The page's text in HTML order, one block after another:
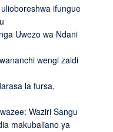
ifungue
Uwezo wa Ndani
wengi zaidi
la fursa,
Waziri Sangu
makubaliano ya